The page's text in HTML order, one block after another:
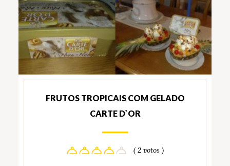
FRUTOS TROPICAIS COM GELADO
CARTE D`OR
( 2 votos )